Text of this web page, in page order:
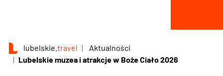
lubelskie.travel
Aktualności
Lubelskie muzea i atrakcje w Boże Ciało 2026